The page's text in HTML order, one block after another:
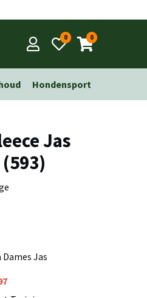
0 0
Hondensport
Jas
Jas